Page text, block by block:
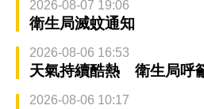
2026-08-07 19:06
衛生局滅蚊通知
2026-08-06 16:53
天氣持續酷熱 衛生局呼
2026-08-06 10:17